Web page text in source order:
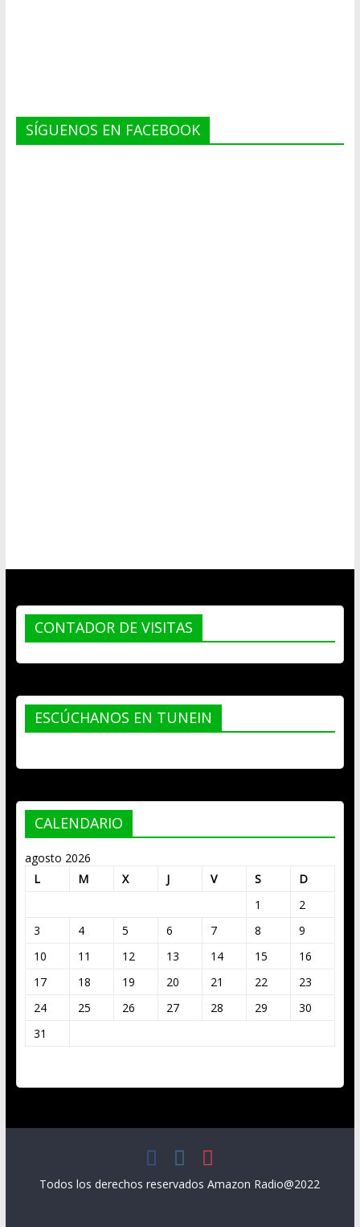
SÍGUENOS EN FACEBOOK
CONTADOR DE VISITAS
ESCÚCHANOS EN TUNEIN
CALENDARIO
agosto 2026
L
M X J V S
D
1
2
3
4 5 6 7 8
9
10
11 12 13 14 15
16
17
18 19 20 21 22
23
24
25 26 27 28 29
30
31
Todos los derechos reservados Amazon Radio@2022